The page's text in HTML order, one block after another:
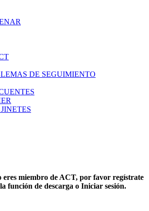
DE SEGUIMIENTO
eres miembro de ACT, por favor regístrate
función de descarga o Iniciar sesión.